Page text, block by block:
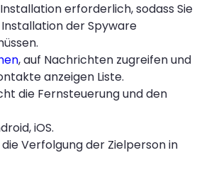
erforderlich, sodass Sie
der Spyware
, auf Nachrichten zugreifen und
anzeigen Liste.
die Fernsteuerung und den
iOS.
Verfolgung der Zielperson in